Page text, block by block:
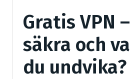
Gratis VPN
säkra och
du undvika?